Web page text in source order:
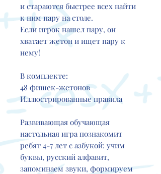
и стараются быстрее всех найти
к ним пару на столе.
Если игрок нашел пару, он
хватает жетон и ищет пару к
нему!
В комплекте:
48 фишек-жетонов
Иллюстрированные правила
Развивающая обучающая
настольная игра познакомит
ребят 4-7 лет с азбукой: учим
буквы, русский алфавит,
запоминаем звуки, формируем